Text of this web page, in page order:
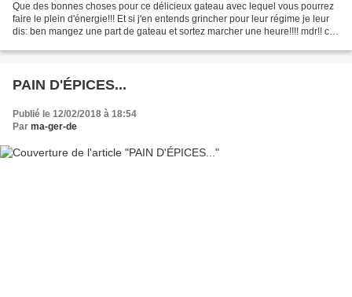
Que des bonnes choses pour ce délicieux gateau avec lequel vous pourrez
faire le plein d'énergie!!! Et si j'en entends grincher pour leur régime je leur
dis: ben mangez une part de gateau et sortez marcher une heure!!!! mdr!! ce
PAIN D'ÉPICES...
Publié le 12/02/2018 à 18:54
Par ma-ger-de